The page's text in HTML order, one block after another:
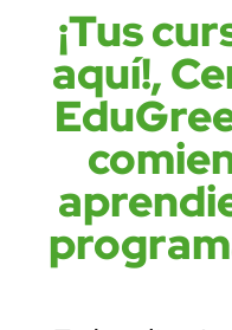
¡Tus
aquí!,